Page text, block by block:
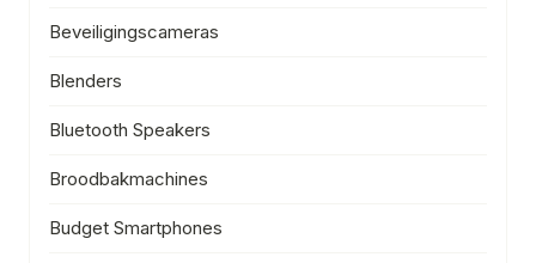
Beveiligingscameras
Blenders
Bluetooth Speakers
Broodbakmachines
Budget Smartphones